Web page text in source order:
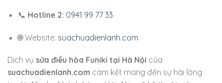
📞 Hotline 2: 0941 99 77 33
🌐 Website: suachuadienlanh.com
Dịch vụ sửa điều hòa Funiki tại Hà Nội của
suachuadienlanh.com cam kết mang đến sự hài lòng